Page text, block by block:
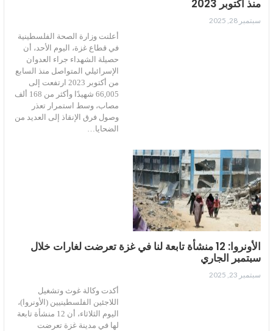
منذ أكتوبر 2023
سبتمبر 28, 2025
أعلنت وزارة الصحة الفلسطينية
في قطاع غزة، اليوم الأحد، أن
حصيلة الشهداء جراء العدوان
الإسرائيلي المتواصل منذ السابع
من أكتوبر 2023 ارتفعت إلى
66,005 شهيدًا وأكثر من 168 ألف
مصاب، وسط استمرار تعذر
وصول فرق الإنقاذ إلى العديد من
الضحايا…
الأونروا: 12 منشأة تابعة لنا في غزة تعرضت لغارات خلال
سبتمبر الجاري
سبتمبر 23, 2025
أكدت وكالة غوث وتشغيل
اللاجئين الفلسطينيين (الأونروا)،
اليوم الثلاثاء، أن 12 منشأة تابعة
لها في مدينة غزة تعرضت